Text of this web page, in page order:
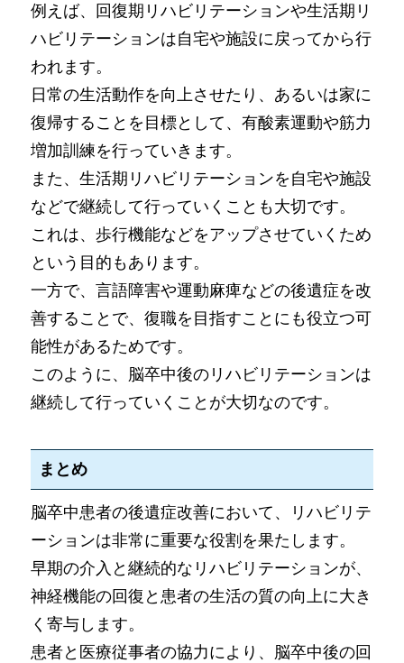
例えば、回復期リハビリテーションや生活期リ
ハビリテーションは自宅や施設に戻ってから行
われます。
日常の生活動作を向上させたり、あるいは家に
復帰することを目標として、有酸素運動や筋力
増加訓練を行っていきます。
また、生活期リハビリテーションを自宅や施設
などで継続して行っていくことも大切です。
これは、歩行機能などをアップさせていくため
という目的もあります。
一方で、言語障害や運動麻痺などの後遺症を改
善することで、復職を目指すことにも役立つ可
能性があるためです。
このように、脳卒中後のリハビリテーションは
継続して行っていくことが大切なのです。
まとめ
脳卒中患者の後遺症改善において、リハビリテ
ーションは非常に重要な役割を果たします。
早期の介入と継続的なリハビリテーションが、
神経機能の回復と患者の生活の質の向上に大き
く寄与します。
患者と医療従事者の協力により、脳卒中後の回